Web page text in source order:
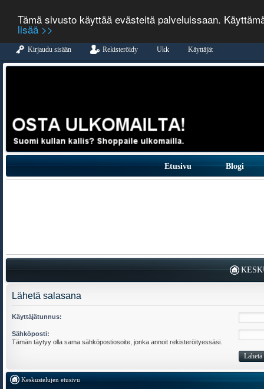
Tämä sivusto käyttää evästeitä palveluissaan.
lisää >>
Kirjaudu sisään Rekisteröidy Ukk Käyttäjät
Etusivu Blogi
Lähetä salasana
Käyttäjätunnus:
Sähköposti:
Tämän täytyy olla sama sähköpostiosoite, jonka annoit rekisteröityessäsi.
Keskustelujen etusivu